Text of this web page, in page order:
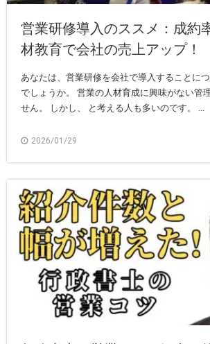
営業研修導入のススメ：成約
材教育で会社の売上アップ！
あなたは、営業研修を会社で導入することに
でしょうか。 営業の人材育成に興味がない管
せん。 しかし、 と考える人も多いのです。 ...
2026/01/29